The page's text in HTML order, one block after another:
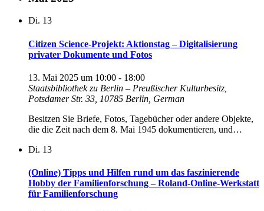
Di. 13
Citizen Science-Projekt: Aktionstag – Digitalisierung
privater Dokumente und Fotos
13. Mai 2025 um 10:00 - 18:00
Staatsbibliothek zu Berlin – Preußischer Kulturbesitz,
Potsdamer Str. 33, 10785 Berlin, German
Besitzen Sie Briefe, Fotos, Tagebücher oder andere Objekte,
die die Zeit nach dem 8. Mai 1945 dokumentieren, und…
Di. 13
(Online) Tipps und Hilfen rund um das faszinierende
Hobby der Familienforschung – Roland-Online-Werkstatt
für Familienforschung